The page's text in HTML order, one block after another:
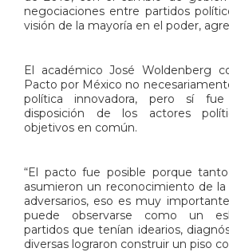
negociaciones entre partidos
visión de la mayoría en el poder,
El académico José Woldenberg
Pacto por México no
política innovadora, pero sí
disposición de los actores
objetivos en común.
“El pacto fue posible porque
asumieron un reconocimiento de
adversarios, eso es muy
puede observarse como un
partidos que tenían idearios,
diversas lograron construir un piso